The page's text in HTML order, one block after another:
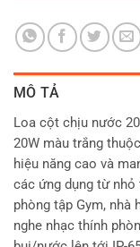
MÔ TẢ
Loa cột chịu nước
20W màu trắng
hiệu năng cao và
các ứng dụng từ
phòng tập Gym, nhà
nghe nhạc thính